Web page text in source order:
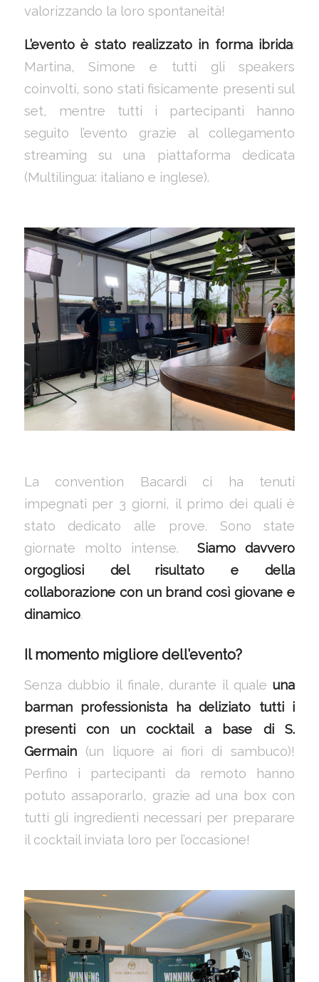
valorizzando la loro spontaneità!
L’evento è stato realizzato in forma ibrida:
Martina, Simone e tutti gli speakers
coinvolti, sono stati fisicamente presenti sul
set, mentre tutti i partecipanti hanno
seguito l’evento grazie al collegamento
streaming su una piattaforma dedicata
(Multilingua: italiano e inglese).
La convention Bacardi ci ha tenuti
impegnati per 3 giorni, il primo dei quali è
stato dedicato alle prove. Sono state
giornate molto intense.Siamo davvero
orgogliosi del risultato e della
collaborazione con un brand così giovane e
dinamico.
Il momento migliore dell’evento?
Senza dubbio il finale, durante il qualeuna
barman professionista ha deliziato tutti i
presenti con un cocktail a base di S.
Germain(un liquore ai fiori di sambuco)!
Perfino i partecipanti da remoto hanno
potuto assaporarlo, grazie ad una box con
tutti gli ingredienti necessari per preparare
il cocktail inviata loro per l’occasione!